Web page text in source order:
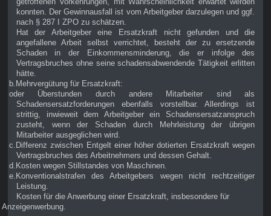
konnten. Der Gewinnausfall ist vom Arbeitgeber darzulegen und ggf.
nach § 287 I ZPO zu schätzen.
Hat der Arbeitgeber eine Ersatzkraft nicht gefunden und die
angefallene Arbeit selbst verrichtet, besteht der zu ersetzende
Schaden in der Einkommensminderung, die er infolge des
Vertragsbruches ohne seine schadensabwendende Tätigkeit erlitten
hätte.
b.Mehrvergütung für Ersatzkraft:
oder Überstunden durch andere Mitarbeiter sind als
Schadensersatzforderungen ebenfalls vorstellbar. Allerdings ist
strittig, inwieweit dem Arbeitgeber ein Schadensersatzanspruch
zusteht, wenn der Schaden durch Mehrleistung der übrigen
Mitarbeiter ausgeglichen wird.
c.Differenz zwischen Entgelt einer höher dotierten Ersatzkraft wegen
Vertragsbruches des Arbeitnehmers und dessen Gehalt.
d.Kosten wegen Stillstandes von Maschinen.
e.Konventionalstrafen des Arbeitgebers wegen nicht rechtzeitiger
Leistung.
Kosten für die Anwerbung einer Ersatzkraft, insbesondere für
Anzeigenwerbung.